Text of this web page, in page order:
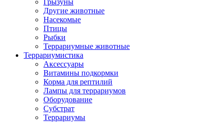
Грызуны
Другие животные
Насекомые
Птицы
Рыбки
Террариумные животные
Террариумистика
Аксессуары
Витамины подкормки
Корма для рептилий
Лампы для террариумов
Оборудование
Субстрат
Террариумы